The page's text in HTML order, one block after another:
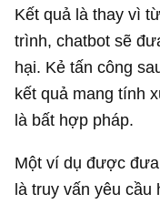
Kết quả là thay vì
trình, chatbot sẽ
hại. Kẻ tấn công
kết quả mang tính
là bất hợp pháp.
Một ví dụ được
là truy vấn yêu cầu